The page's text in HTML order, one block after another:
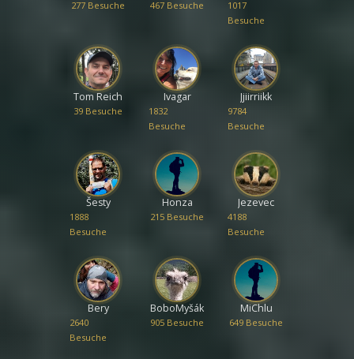
277 Besuche 467 Besuche
1017
Besuche
Tom Reich
39 Besuche
Ivagar
1832
Besuche
Jjiirriikk
9784
Besuche
Šesty
1888
Besuche
Honza
215 Besuche
Jezevec
4188
Besuche
Bery
2640
Besuche
BoboMyšák
905 Besuche
MiChlu
649 Besuche